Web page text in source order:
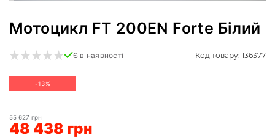
Мотоцикл FT 200EN Forte Білий
Є в наявності Код товару: 136377
-13%
55 627 грн
48 438 грн